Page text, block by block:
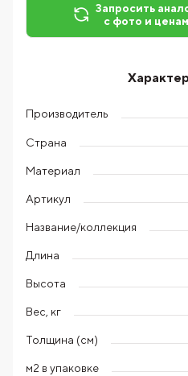
Запросить
с фото и
Производитель
Страна
Материал
Артикул
Название/коллекция
Длина
Высота
Вес, кг
Толщина (см)
м2 в упаковке